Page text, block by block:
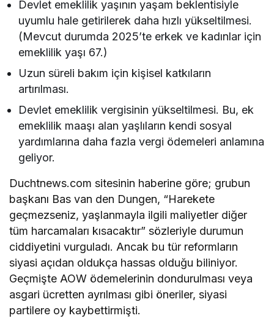
Devlet emeklilik yaşının yaşam beklentisiyle
uyumlu hale getirilerek daha hızlı yükseltilmesi.
(Mevcut durumda 2025’te erkek ve kadınlar için
emeklilik yaşı 67.)
Uzun süreli bakım için kişisel katkıların
artırılması.
Devlet emeklilik vergisinin yükseltilmesi. Bu, ek
emeklilik maaşı alan yaşlıların kendi sosyal
yardımlarına daha fazla vergi ödemeleri anlamına
geliyor.
Duchtnews.com sitesinin haberine göre; grubun
başkanı Bas van den Dungen, “Harekete
geçmezseniz, yaşlanmayla ilgili maliyetler diğer
tüm harcamaları kısacaktır” sözleriyle durumun
ciddiyetini vurguladı. Ancak bu tür reformların
siyasi açıdan oldukça hassas olduğu biliniyor.
Geçmişte AOW ödemelerinin dondurulması veya
asgari ücretten ayrılması gibi öneriler, siyasi
partilere oy kaybettirmişti.